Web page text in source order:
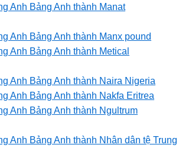
Anh Bảng Anh thành Manat
Anh Bảng Anh thành Manx pound
Anh Bảng Anh thành Metical
Anh Bảng Anh thành Naira Nigeria
Anh Bảng Anh thành Nakfa Eritrea
Anh Bảng Anh thành Ngultrum
Anh Bảng Anh thành Nhân dân tệ Trung